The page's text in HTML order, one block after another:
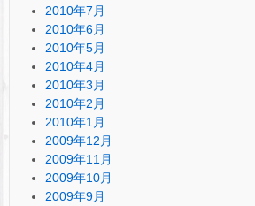
2010年7月
2010年6月
2010年5月
2010年4月
2010年3月
2010年2月
2010年1月
2009年12月
2009年11月
2009年10月
2009年9月